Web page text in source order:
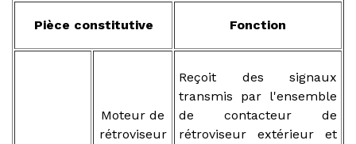
Pièce constitutive Fonction
Moteur de
rétroviseur
Reçoit des signaux
transmis par l'ensemble
de contacteur de
rétroviseur extérieur et